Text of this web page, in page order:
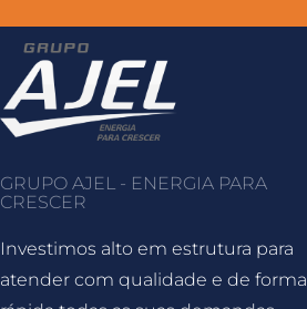
GRUPO AJEL - ENERGIA PARA
CRESCER
Investimos alto em estrutura para
atender com qualidade e de forma